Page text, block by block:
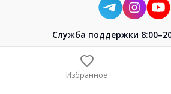
Cлужба поддержки
Избранное